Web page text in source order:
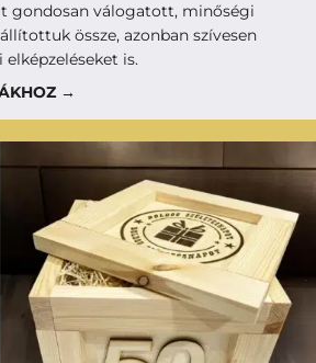
gondosan válogatott, minőségi
össze, azonban szívesen
is.
→